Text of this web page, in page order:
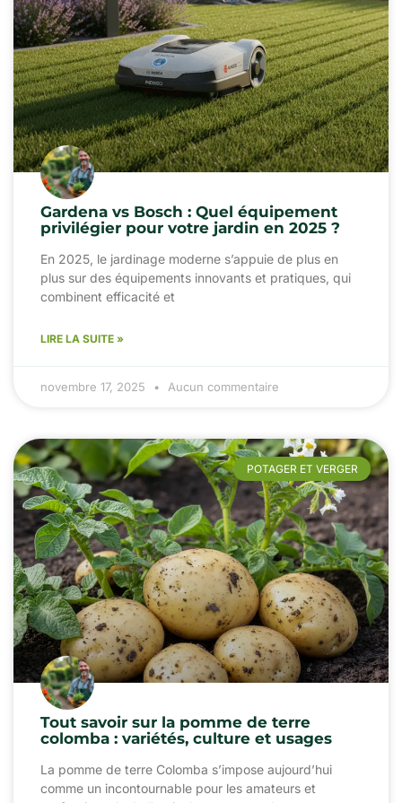
Gardena vs Bosch : Quel équipement
privilégier pour votre jardin en 2025 ?
En 2025, le jardinage moderne s’appuie de plus en
plus sur des équipements innovants et pratiques, qui
combinent efficacité et
LIRE LA SUITE »
novembre 17, 2025 Aucun commentaire
POTAGER ET VERGER
Tout savoir sur la pomme de terre
colomba : variétés, culture et usages
La pomme de terre Colomba s’impose aujourd’hui
comme un incontournable pour les amateurs et